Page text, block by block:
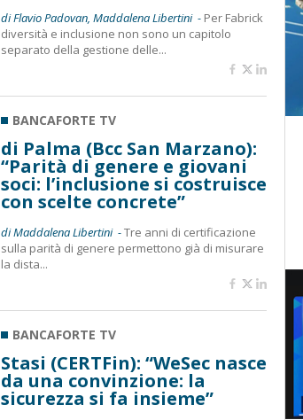
di Flavio Padovan, Maddalena Libertini - Per Fabrick
diversità e inclusione non sono un capitolo
separato della gestione delle...
BANCAFORTE TV
di Palma (Bcc San Marzano):
“Parità di genere e giovani
soci: l’inclusione si costruisce
con scelte concrete”
di Maddalena Libertini -Tre anni di certificazione
sulla parità di genere permettono già di misurare
la dista...
BANCAFORTE TV
Stasi (CERTFin): “WeSec nasce
da una convinzione: la
sicurezza si fa insieme”